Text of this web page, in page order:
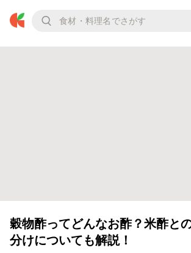
穀物酢ってどんなお酢？米酢と
分けについても解説！